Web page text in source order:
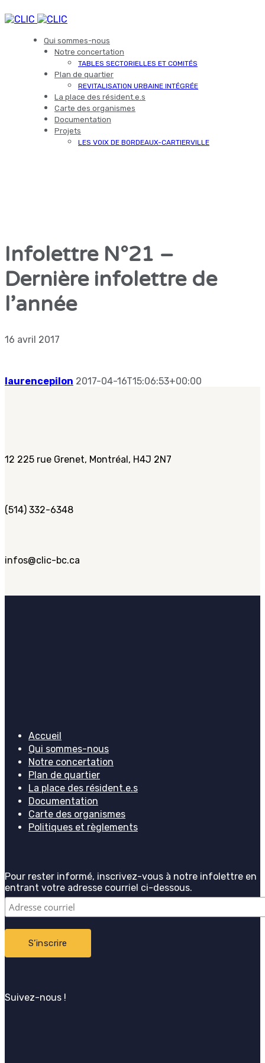
Qui sommes-nous
Notre concertation
TABLES SECTORIELLES ET COMITÉS
Plan de quartier
REVITALISATION URBAINE INTÉGRÉE
La place des résident.e.s
Carte des organismes
Documentation
Projets
LES VOIX DE BORDEAUX-CARTIERVILLE
Infolettre N°21 –
Dernière infolettre de
l’année
16 avril 2017
laurencepilon 2017-04-16T15:06:53+00:00
12 225 rue Grenet, Montréal, H4J 2N7
(514) 332-6348
infos@clic-bc.ca
Accueil
Qui sommes-nous
Notre concertation
Plan de quartier
La place des résident.e.s
Documentation
Carte des organismes
Politiques et règlements
Pour rester informé, inscrivez-vous à notre infolettre en
entrant votre adresse courriel ci-dessous.
Suivez-nous !